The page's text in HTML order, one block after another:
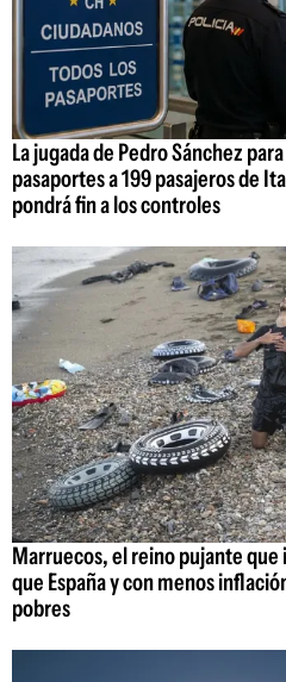
La jugada de Pedro Sánchez
pasaportes a 199 pasajeros de
pondrá fin a los controles
Marruecos, el reino pujante que
que España y con menos
pobres